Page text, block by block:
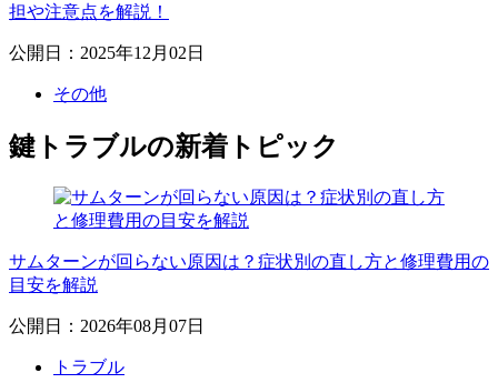
担や注意点を解説！
公開日：2025年12月02日
その他
鍵トラブルの新着トピック
サムターンが回らない原因は？症状別の直し方と修理費用の
目安を解説
公開日：2026年08月07日
トラブル